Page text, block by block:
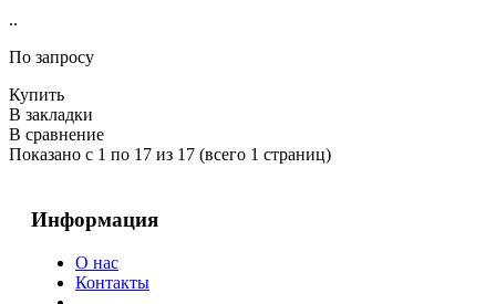
..
По запросу
Купить
В закладки
В сравнение
Показано с 1 по 17 из 17 (всего 1 страниц)
Информация
О нас
Контакты